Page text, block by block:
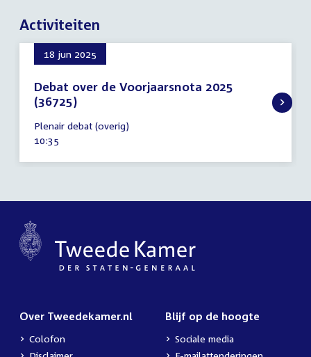
Activiteiten
18 jun 2025
Debat over de Voorjaarsnota 2025
(36725)
juni
2025
Plenair debat (overig)
Tijd
10:35
Over Tweedekamer.nl
Colofon
Blijf op de hoogte
Sociale media